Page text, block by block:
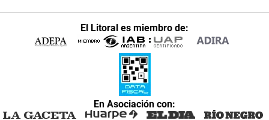
El Litoral es miembro de:
En Asociación con: